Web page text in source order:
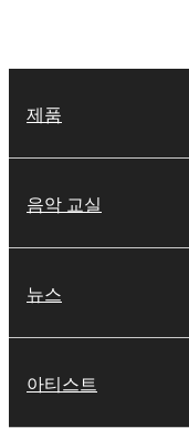
제품
음악 교실
뉴스
아티스트